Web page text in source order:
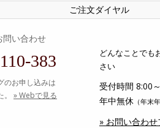
ご注文ダイヤル
問い合わせ
383
のお申し込みは
» Webで見る
どんなことでも
さい
受付時間 8:00
年中無休 （年末
» お問い合わ